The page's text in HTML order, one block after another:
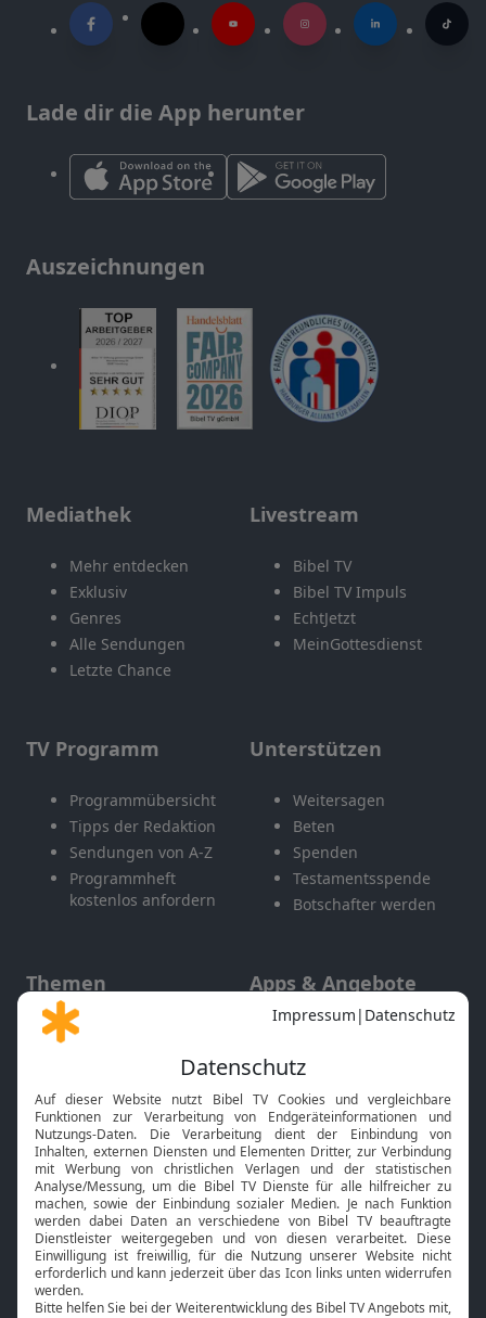
Lade dir die App herunter
Auszeichnungen
Mediathek
Mehr entdecken
Exklusiv
Genres
Alle Sendungen
Letzte Chance
Livestream
Bibel TV
Bibel TV Impuls
EchtJetzt
MeinGottesdienst
TV Programm
Programmübersicht
Tipps der Redaktion
Sendungen von A-Z
Programmheft
kostenlos anfordern
Unterstützen
Weitersagen
Beten
Spenden
Testamentsspende
Botschafter werden
Themen
Gott und Bibel erklärt
Neuigkeiten
Apps & Angebote
Mobile App
Smart TV
HbbTV
Bibelthek Online-Bibel
Nächster Gottesdienst
Bibel TV Service